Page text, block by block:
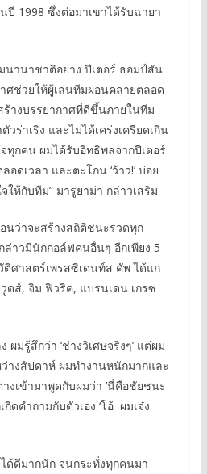
ปี 1998 ซึ่งต่อมาเขาได้รับฉายา
นานาชาติอย่าง ปีเตอร์ ธอมป์สัน
ศช่วยให้ผู้เล่นทีมผ่อนคลายตลอด
ร้างบรรยากาศที่ดีขึ้นภายในทีม
ร่าเริง และไม่ได้เคร่งเครียดเกิน
ทุกคน ผมได้รับอิทธิพลจากปีเตอร์
ดเวลา และตะโกน ‘ว้าว!’ บ่อย
ให้กับทีม” มารูยาม่า กล่าวเสริม
นว่าจะสร้างสถิติชนะรวดทุก
ล่าวมีนักกอล์ฟคนอื่นๆ อีกเพียง 5
ศาสตร์เพรสซิเดนท์ส คัพ ได้แก่
วูดส์, จิม ฟิวริค, แบรนเดน เกรซ
มรู้สึกว่า ‘ช่างวิเศษจริงๆ’ แต่ผม
ว่างสัปดาห์ ผมทำงานหนักมากและ
งเข้ามาพูดกับผมว่า ‘นี่คือชัยชนะ
ดคำถามกับตัวเอง ‘โอ้ ผมเจ๋ง
ได้ดีมากนัก จนกระทั่งทุกคนมา